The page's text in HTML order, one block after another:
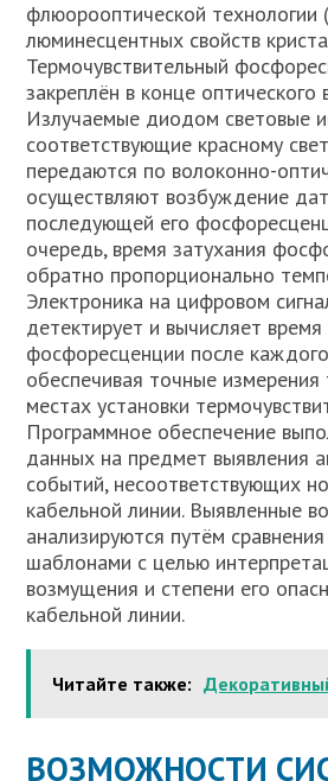
флюорооптической технологии
люминесцентных свойств
Термочувствительный
закреплён в конце оптического
Излучаемые диодом световые
соответствующие красному
передаются по волоконно-
осуществляют возбуждение
последующей его
очередь, время затухания
обратно пропорционально
Электроника на цифровом
детектирует и вычисляет время
фосфоресценции после
обеспечивая точные
местах установки
Программное обеспечение
данных на предмет выявления
событий, несоответствующих
кабельной линии. Выявленные
анализируются путём
шаблонами с целью
возмущения и степени его
кабельной линии.
Читайте также:
ВОЗМОЖНОСТИ